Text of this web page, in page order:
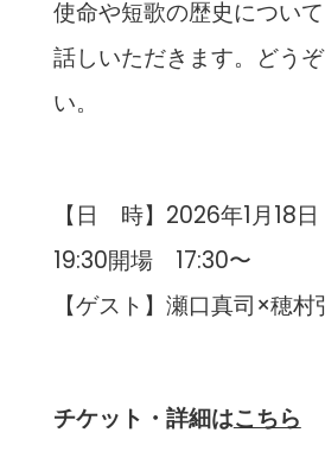
使命や短歌の歴史につい
話しいただきます。どう
い。
【日 時】2026年1月18
19:30開場 17:30〜
【ゲスト】瀬口真司×穂村
チケット・詳細はこちら